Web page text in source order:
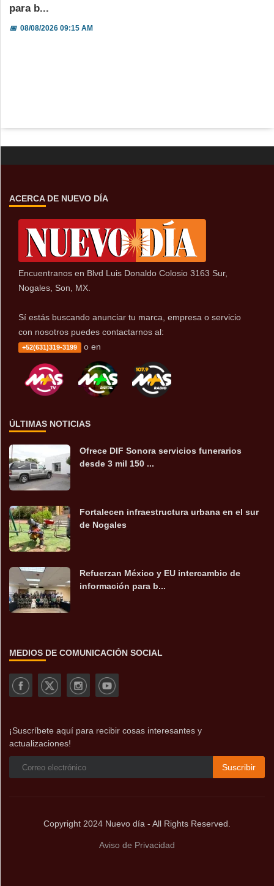
para b...
📅08/08/2026 09:15 AM
ACERCA DE NUEVO DÍA
Encuentranos en Blvd Luis Donaldo Colosio 3163 Sur,
Nogales, Son, MX.
Sí estás buscando anunciar tu marca, empresa o servicio
con nosotros puedes contactarnos al:
+52(631)319-3199 o en
ÚLTIMAS NOTICIAS
Ofrece DIF Sonora servicios funerarios
desde 3 mil 150 ...
Fortalecen infraestructura urbana en el sur
de Nogales
Refuerzan México y EU intercambio de
información para b...
MEDIOS DE COMUNICACIÓN SOCIAL
¡Suscríbete aquí para recibir cosas interesantes y
actualizaciones!
Suscribir
Copyright 2024 Nuevo día - All Rights Reserved.
Aviso de Privacidad